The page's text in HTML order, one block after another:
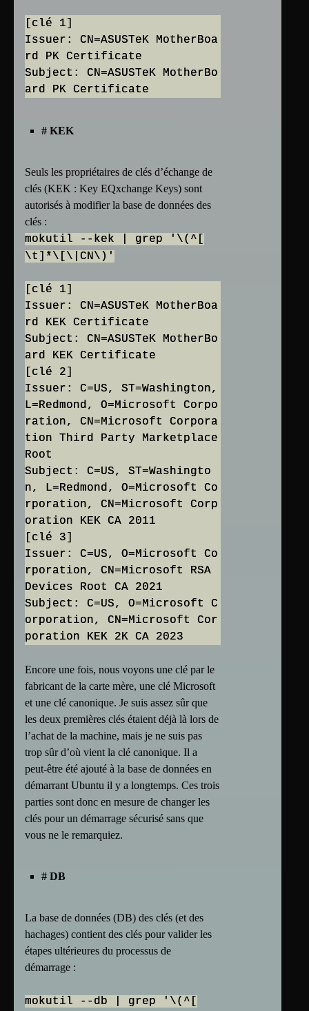
[clé 1]
Issuer: CN=ASUSTeK MotherBoa
rd PK Certificate
Subject: CN=ASUSTeK MotherBo
# KEK
Seuls les propriétaires de clés d’échange de
clés (KEK : Key EQxchange Keys) sont
autorisés à modifier la base de données des
clés :
mokutil --kek | grep '\(^[
\t]*\[\|CN\)'
[clé 1]
Issuer: CN=ASUSTeK MotherBoa
rd KEK Certificate
Subject: CN=ASUSTeK MotherBo
ard KEK Certificate
[clé 2]
Issuer: C=US, ST=Washington,
L=Redmond, O=Microsoft Corpo
ration, CN=Microsoft Corpora
tion Third Party Marketplace
Root
Subject: C=US, ST=Washingto
n, L=Redmond, O=Microsoft Co
rporation, CN=Microsoft Corp
oration KEK CA 2011
[clé 3]
Issuer: C=US, O=Microsoft Co
rporation, CN=Microsoft RSA
Devices Root CA 2021
Subject: C=US, O=Microsoft C
orporation, CN=Microsoft Cor
Encore une fois, nous voyons une clé par le
fabricant de la carte mère, une clé Microsoft
et une clé canonique. Je suis assez sûr que
les deux premières clés étaient déjà là lors de
l’achat de la machine, mais je ne suis pas
trop sûr d’où vient la clé canonique. Il a
peut-être été ajouté à la base de données en
démarrant Ubuntu il y a longtemps. Ces trois
parties sont donc en mesure de changer les
clés pour un démarrage sécurisé sans que
vous ne le remarquiez.
# DB
La base de données (DB) des clés (et des
hachages) contient des clés pour valider les
étapes ultérieures du processus de
démarrage :
mokutil --db | grep '\(^[